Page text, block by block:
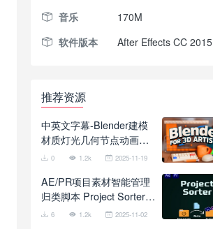
音乐
170M
软件版本
After Effects CC 2015
推荐资源
中英文字幕-Blender建模
材质灯光几何节点动画全
面基础入门教程 School of
Artists
0 1.2k 2025-11-19
AE/PR项目素材智能管理
归类脚本 Project Sorter
V1.7.3 + 使用教程
6 1.2k 2025-11-02